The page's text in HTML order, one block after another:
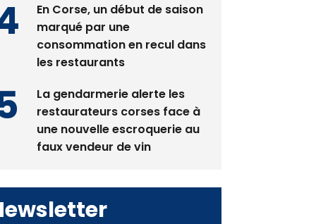
En Corse, un début de saison
marqué par une
consommation en recul dans
les restaurants
La gendarmerie alerte les
restaurateurs corses face à
une nouvelle escroquerie au
faux vendeur de vin